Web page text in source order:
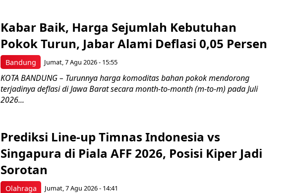
Bandung
Kabar Baik, Harga Sejumlah Kebutuhan
Pokok Turun, Jabar Alami Deflasi 0,05 Persen
Jumat, 7 Agu 2026 - 15:55
KOTA BANDUNG – Turunnya harga komoditas bahan pokok mendorong
terjadinya deflasi di Jawa Barat secara month-to-month (m-to-m) pada Juli
2026...
Olahraga
Prediksi Line-up Timnas Indonesia vs
Singapura di Piala AFF 2026, Posisi Kiper Jadi
Sorotan
Jumat, 7 Agu 2026 - 14:41